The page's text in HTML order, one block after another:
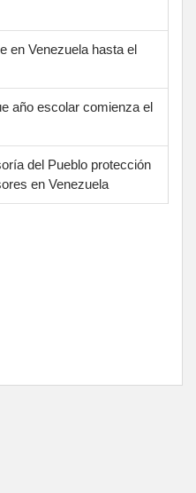
en Venezuela hasta el
año escolar comienza el
del Pueblo protección
en Venezuela